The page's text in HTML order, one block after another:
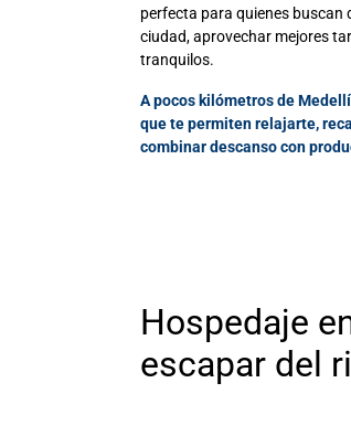
perfecta para quienes buscan
ciudad, aprovechar mejores
tranquilos.
A pocos kilómetros de
que te permiten relajarte,
combinar descanso con
Hospedaje
escapar del